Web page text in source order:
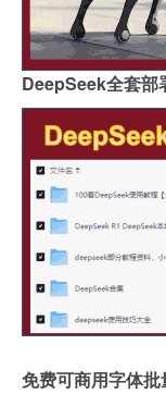
DeepSeek全套部
免费可商用字体批